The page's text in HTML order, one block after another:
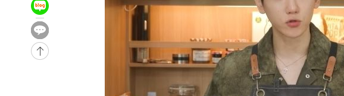
-27709초 전 >
"낮 기온 소폭 하락"…수도권 폭염중대경보, 폭염경보로 하향
-27673초 전 >
[속보]이 대통령, '호우피해' 안동·의성 관할 4개 면 특별재난지역
선포
-27636초 전 >
[단독]중수청 지원 검사들, 정원 초과 시 낮은 계급 임용…희망지 못
갈 수도
-25607초 전 >
낮 최고 37도 찜통더위…곳곳 소나기·강원 많은 비[내일날씨]
SK하이닉스, 용인·청주 팹에 54조 투자…"AI 메모리 수요 선제 대
여자배구 이재영·이다영 자매, 아제르바이잔 투란VC 입단